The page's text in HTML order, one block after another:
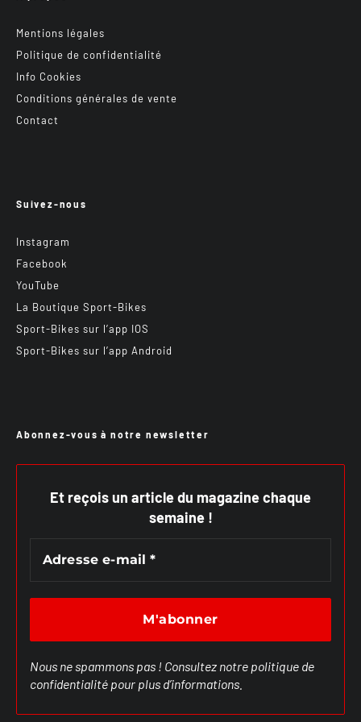
Mentions légales
Politique de confidentialité
Info Cookies
Conditions générales de vente
Contact
Suivez-nous
Instagram
Facebook
YouTube
La Boutique Sport-Bikes
Sport-Bikes sur l’app IOS
Sport-Bikes sur l’app Android
Abonnez-vous à notre newsletter
Et reçois un article du magazine chaque
semaine !
Nous ne spammons pas ! Consultez notre politique de
confidentialité pour plus d’informations.